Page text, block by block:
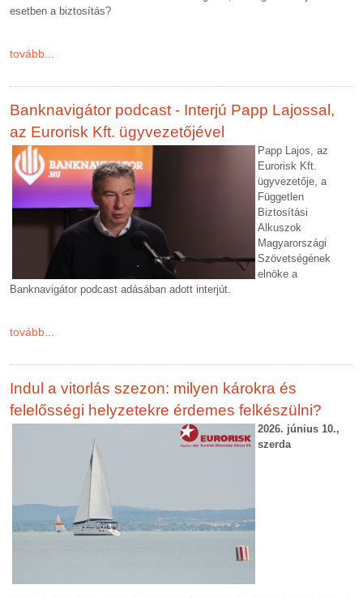
esetben a biztosítás?
tovább...
Banknavigátor podcast - Interjú Papp Lajossal,
az Eurorisk Kft. ügyvezetőjével
Papp Lajos, az
Eurorisk Kft.
ügyvezetője, a
Független
Biztosítási
Alkuszok
Magyarországi
Szövetségének
elnöke a
Banknavigátor podcast adásában adott interjút.
tovább...
Indul a vitorlás szezon: milyen károkra és
felelősségi helyzetekre érdemes felkészülni?
2026. június 10.,
szerda